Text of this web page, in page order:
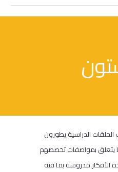
الدراسية يطورون
يتعلق بمواصفات تخصصهم
الأفكار مدروسة بما فيه